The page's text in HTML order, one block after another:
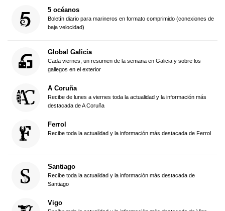
5 océanos
Boletín diario para marineros en formato comprimido (conexiones de
baja velocidad)
Global Galicia
Cada viernes, un resumen de la semana en Galicia y sobre los
gallegos en el exterior
A Coruña
Recibe de lunes a viernes toda la actualidad y la información más
destacada de A Coruña
Ferrol
Recibe toda la actualidad y la información más destacada de Ferrol
Santiago
Recibe toda la actualidad y la información más destacada de
Santiago
Vigo